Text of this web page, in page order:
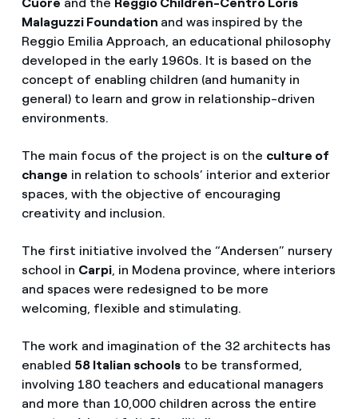
Malaguzzi Foundation and was inspired by the
Reggio Emilia Approach, an educational philosophy
developed in the early 1960s. It is based on the
concept of enabling children (and humanity in
general) to learn and grow in relationship-driven
environments.
The main focus of the project is on the culture of
change in relation to schools’ interior and exterior
spaces, with the objective of encouraging
creativity and inclusion.
The first initiative involved the “Andersen” nursery
school in Carpi, in Modena province, where interiors
and spaces were redesigned to be more
welcoming, flexible and stimulating.
The work and imagination of the 32 architects has
enabled 58 Italian schoolsto be transformed,
involving 180 teachers and educational managers
and more than 10,000 children across the entire